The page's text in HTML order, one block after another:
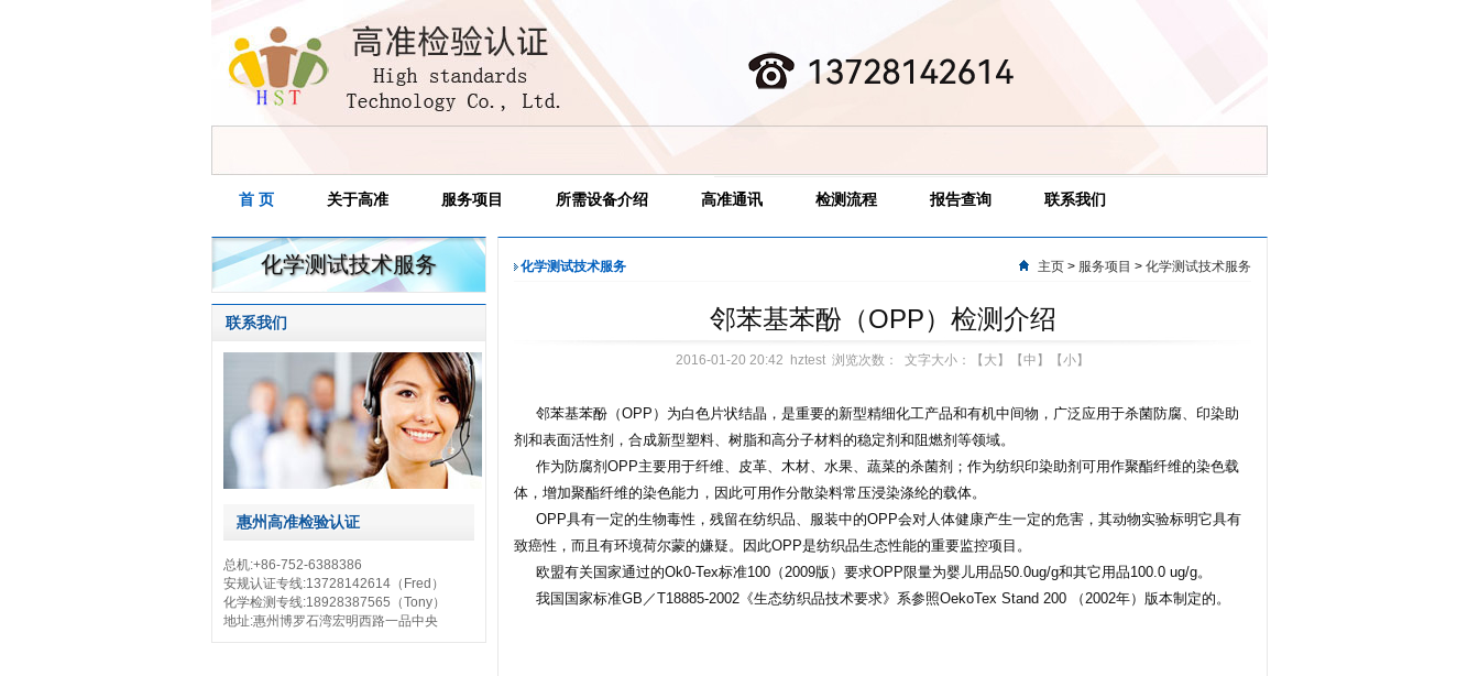
首 页 关于高准 服务项目 所需设备介绍 高准通讯 检测流程 报告查询 联系我们
化学测试技术服务
联系我们
惠州高准检验认证
总机:+86-752-6388386
安规认证专线:13728142614（Fred）
化学检测专线:18928387565（Tony）
地址:惠州博罗石湾宏明西路一品中央
化学测试技术服务 主页 > 服务项目 > 化学测试技术服务
邻苯基苯酚（OPP）检测介绍
2016-01-20 20:42 hztest 浏览次数： 文字大小：【 大 】【中 】【小】
邻苯基苯酚（OPP）为白色片状结晶，是重要的新型精细化工产品和有机中间物，广泛应用于杀菌防腐、印染助
剂和表面活性剂，合成新型塑料、树脂和高分子材料的稳定剂和阻燃剂等领域。
作为防腐剂OPP主要用于纤维、皮革、木材、水果、蔬菜的杀菌剂；作为纺织印染助剂可用作聚酯纤维的染色载
体，增加聚酯纤维的染色能力，因此可用作分散染料常压浸染涤纶的载体。
OPP具有一定的生物毒性，残留在纺织品、服装中的OPP会对人体健康产生一定的危害，其动物实验标明它具有
致癌性，而且有环境荷尔蒙的嫌疑。因此OPP是纺织品生态性能的重要监控项目。
欧盟有关国家通过的Ok0-Tex标准100（2009版）要求OPP限量为婴儿用品50.0ug/g和其它用品100.0 ug/g。
我国国家标准GB／T18885-2002《生态纺织品技术要求》系参照OekoTex Stand 200 （2002年）版本制定的。